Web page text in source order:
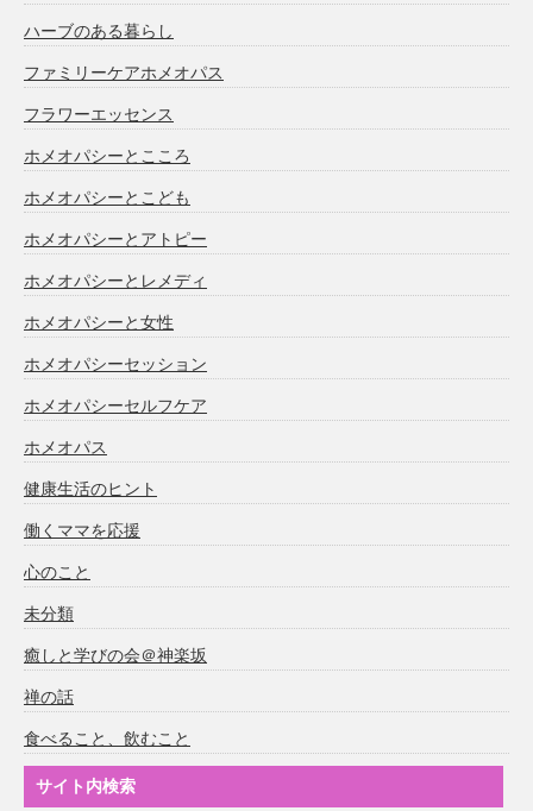
ハーブのある暮らし
ファミリーケアホメオパス
フラワーエッセンス
ホメオパシーとこころ
ホメオパシーとこども
ホメオパシーとアトピー
ホメオパシーとレメディ
ホメオパシーと女性
ホメオパシーセッション
ホメオパシーセルフケア
ホメオパス
健康生活のヒント
働くママを応援
心のこと
未分類
癒しと学びの会＠神楽坂
禅の話
食べること、飲むこと
サイト内検索